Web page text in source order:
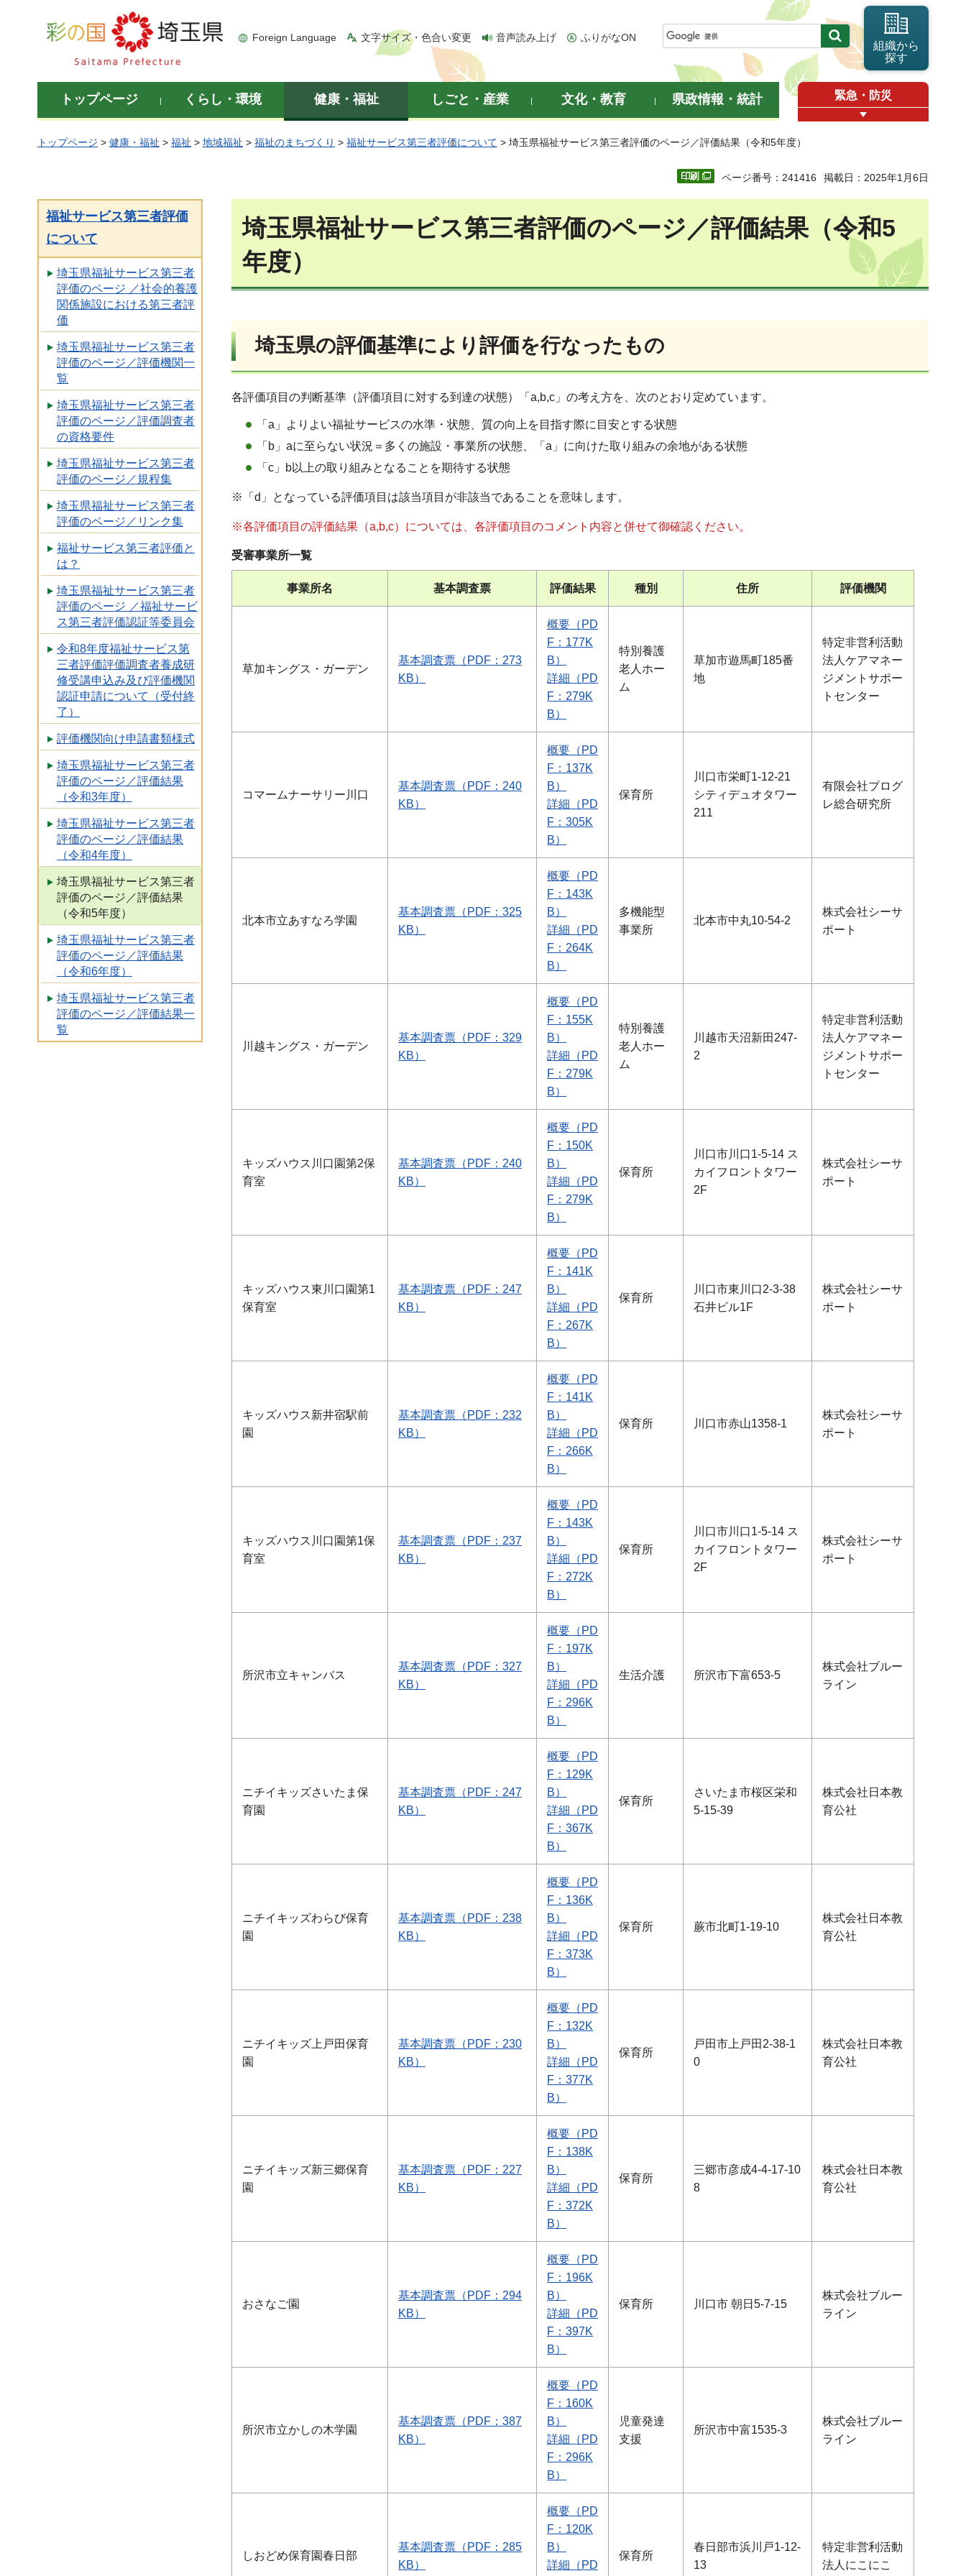
彩の国 埼玉県
Foreign Language 文字サイズ・色合い変更 音声読み上げ ふりがなON
組織から
探す
トップページ くらし・環境 健康・福祉 しごと・産業 文化・教育 県政情報・統計 緊急・防災
トップページ > 健康・福祉 > 福祉 > 地域福祉 > 福祉のまちづくり > 福祉サービス第三者評価について > 埼玉県福祉サービス第三者評価のページ／評価結果（令和5年度）
ページ番号：241416 掲載日：2025年1月6日
福祉サービス第三者評価
について
埼玉県福祉サービス第三者
評価のページ ／社会的養護
関係施設における第三者評
価
埼玉県福祉サービス第三者
評価のページ／評価機関一
覧
埼玉県福祉サービス第三者
評価のページ／評価調査者
の資格要件
埼玉県福祉サービス第三者
評価のページ／規程集
埼玉県福祉サービス第三者
評価のページ／リンク集
福祉サービス第三者評価と
は？
埼玉県福祉サービス第三者
評価のページ ／福祉サービ
ス第三者評価認証等委員会
令和8年度福祉サービス第
三者評価評価調査者養成研
修受講申込み及び評価機関
認証申請について（受付終
了）
評価機関向け申請書類様式
埼玉県福祉サービス第三者
評価のページ／評価結果
（令和3年度）
埼玉県福祉サービス第三者
評価のページ／評価結果
（令和4年度）
埼玉県福祉サービス第三者
評価のページ／評価結果
（令和5年度）
埼玉県福祉サービス第三者
評価のページ／評価結果
（令和6年度）
埼玉県福祉サービス第三者
評価のページ／評価結果一
覧
埼玉県福祉サービス第三者評価のページ／評価結果（令和5
年度）
埼玉県の評価基準により評価を行なったもの
各評価項目の判断基準（評価項目に対する到達の状態）「a,b,c」の考え方を、次のとおり定めています。
「a」よりよい福祉サービスの水準・状態、質の向上を目指す際に目安とする状態
「b」aに至らない状況＝多くの施設・事業所の状態、「a」に向けた取り組みの余地がある状態
「c」b以上の取り組みとなることを期待する状態
※「d」となっている評価項目は該当項目が非該当であることを意味します。
※各評価項目の評価結果（a,b,c）については、各評価項目のコメント内容と併せて御確認ください。
受審事業所一覧
事業所名 基本調査票 評価結果 種別 住所 評価機関
草加キングス・ガーデン
基本調査票（PDF：273
KB）
概要（PD
F：177K
B）
詳細（PD
F：279K
B）
特別養護
老人ホー
ム
草加市遊馬町185番
地
特定非営利活動
法人ケアマネー
ジメントサポー
トセンター
コマームナーサリー川口
基本調査票（PDF：240
KB）
概要（PD
F：137K
B）
詳細（PD
F：305K
B）
保育所
川口市栄町1-12-21
シティデュオタワー
211
有限会社プログ
レ総合研究所
北本市立あすなろ学園
基本調査票（PDF：325
KB）
概要（PD
F：143K
B）
詳細（PD
F：264K
B）
多機能型
事業所
北本市中丸10-54-2
株式会社シーサ
ポート
川越キングス・ガーデン
基本調査票（PDF：329
KB）
概要（PD
F：155K
B）
詳細（PD
F：279K
B）
特別養護
老人ホー
ム
川越市天沼新田247-
2
特定非営利活動
法人ケアマネー
ジメントサポー
トセンター
キッズハウス川口園第2保
育室
基本調査票（PDF：240
KB）
概要（PD
F：150K
B）
詳細（PD
F：279K
B）
保育所
川口市川口1-5-14 ス
カイフロントタワー
2F
株式会社シーサ
ポート
キッズハウス東川口園第1
保育室
基本調査票（PDF：247
KB）
概要（PD
F：141K
B）
詳細（PD
F：267K
B）
保育所
川口市東川口2-3-38
石井ビル1F
株式会社シーサ
ポート
キッズハウス新井宿駅前
園
基本調査票（PDF：232
KB）
概要（PD
F：141K
B）
詳細（PD
F：266K
B）
保育所 川口市赤山1358-1
株式会社シーサ
ポート
キッズハウス川口園第1保
育室
基本調査票（PDF：237
KB）
概要（PD
F：143K
B）
詳細（PD
F：272K
B）
保育所
川口市川口1-5-14 ス
カイフロントタワー
2F
株式会社シーサ
ポート
所沢市立キャンバス
基本調査票（PDF：327
KB）
概要（PD
F：197K
B）
詳細（PD
F：296K
B）
生活介護 所沢市下富653-5
株式会社ブルー
ライン
ニチイキッズさいたま保
育園
基本調査票（PDF：247
KB）
概要（PD
F：129K
B）
詳細（PD
F：367K
B）
保育所
さいたま市桜区栄和
5-15-39
株式会社日本教
育公社
ニチイキッズわらび保育
園
基本調査票（PDF：238
KB）
概要（PD
F：136K
B）
詳細（PD
F：373K
B）
保育所 蕨市北町1-19-10
株式会社日本教
育公社
ニチイキッズ上戸田保育
園
基本調査票（PDF：230
KB）
概要（PD
F：132K
B）
詳細（PD
F：377K
B）
保育所
戸田市上戸田2-38-1
0
株式会社日本教
育公社
ニチイキッズ新三郷保育
園
基本調査票（PDF：227
KB）
概要（PD
F：138K
B）
詳細（PD
F：372K
B）
保育所
三郷市彦成4-4-17-10
8
株式会社日本教
育公社
おさなご園
基本調査票（PDF：294
KB）
概要（PD
F：196K
B）
詳細（PD
F：397K
B）
保育所 川口市 朝日5-7-15
株式会社ブルー
ライン
所沢市立かしの木学園
基本調査票（PDF：387
KB）
概要（PD
F：160K
B）
詳細（PD
F：296K
B）
児童発達
支援
所沢市中富1535-3
株式会社ブルー
ライン
しおどめ保育園春日部
基本調査票（PDF：285
KB）
概要（PD
F：120K
B）
詳細（PD
保育所
春日部市浜川戸1-12-
13
特定非営利活動
法人にこにこ